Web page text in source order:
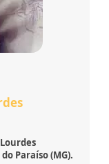
Paraíso (MG).